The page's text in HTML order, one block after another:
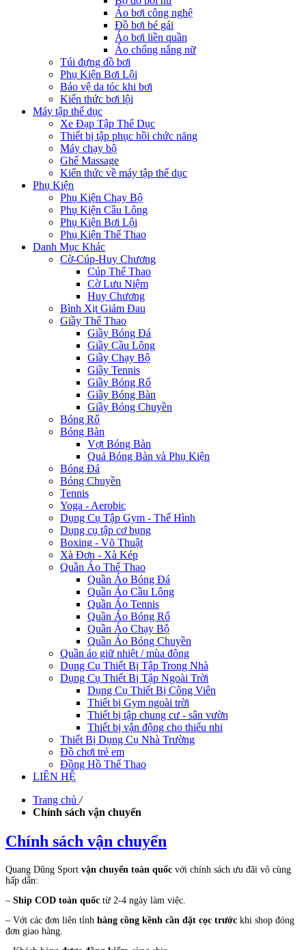
Áo bơi công nghệ
Đồ bơi bé gái
Áo bơi liền quần
Áo chống nắng nữ
Túi đựng đồ bơi
Phụ Kiện Bơi Lội
Bảo vệ da tóc khi bơi
Kiến thức bơi lội
Máy tập thể dục
Xe Đạp Tập Thể Dục
Thiết bị tập phục hồi chức năng
Máy chạy bộ
Ghế Massage
Kiến thức về máy tập thể dục
Phụ Kiện
Phụ Kiện Chạy Bộ
Phụ Kiện Cầu Lông
Phụ Kiện Bơi Lội
Phụ Kiện Thể Thao
Danh Mục Khác
Cờ-Cúp-Huy Chương
Cúp Thể Thao
Cờ Lưu Niệm
Huy Chương
Bình Xịt Giảm Đau
Giầy Thể Thao
Giầy Bóng Đá
Giầy Cầu Lông
Giầy Chạy Bộ
Giầy Tennis
Giầy Bóng Rổ
Giầy Bóng Bàn
Giầy Bóng Chuyền
Bóng Rổ
Bóng Bàn
Vợt Bóng Bàn
Quả Bóng Bàn và Phụ Kiện
Bóng Đá
Bóng Chuyền
Tennis
Yoga - Aerobic
Dụng Cụ Tập Gym - Thể Hình
Dụng cụ tập cơ bụng
Boxing - Võ Thuật
Xà Đơn - Xà Kép
Quần Áo Thể Thao
Quần Áo Bóng Đá
Quần Áo Cầu Lông
Quần Áo Tennis
Quần Áo Bóng Rổ
Quần Áo Chạy Bộ
Quần Áo Bóng Chuyền
Quần áo giữ nhiệt / mùa đông
Dụng Cụ Thiết Bị Tập Trong Nhà
Dụng Cụ Thiết Bị Tập Ngoài Trời
Dụng Cụ Thiết Bị Công Viên
Thiết bị Gym ngoài trời
Thiết bị tập chung cư - sân vườn
Thiết bị vận động cho thiếu nhi
Thiết Bị Dụng Cụ Nhà Trường
Đồ chơi trẻ em
Đồng Hồ Thể Thao
LIÊN HỆ
Trang chủ /
Chính sách vận chuyển
Chính sách vận chuyển
Quang Dũng Sport vận chuyển toàn quốc với chính sách ưu đãi vô cùng
hấp dẫn:
– Ship COD toàn quốc từ 2-4 ngày làm việc.
– Với các đơn liên tỉnh hàng cồng kềnh cần đặt cọc trước khi shop đóng
đơn giao hàng.